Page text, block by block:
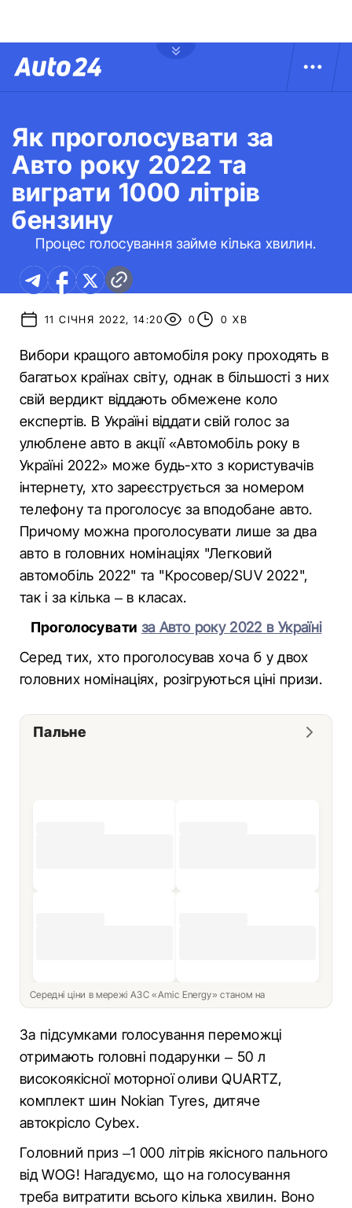
Як проголосувати за
Авто року 2022 та
виграти 1000 літрів
бензину
Процес голосування займе кілька хвилин.
11 СІЧНЯ 2022, 14:20 0 0 ХВ
Вибори кращого автомобіля року проходять в
багатьох країнах світу, однак в більшості з них
свій вердикт віддають обмежене коло
експертів. В Україні віддати свій голос за
улюблене авто в акції «Автомобіль року в
Україні 2022» може будь-хто з користувачів
інтернету, хто зареєструється за номером
телефону та проголосує за вподобане авто.
Причому можна проголосувати лише за два
авто в головних номінаціях "Легковий
автомобіль 2022" та "Кросовер/SUV 2022",
так і за кілька – в класах.
Проголосувати за Авто року 2022 в Україні
Серед тих, хто проголосував хоча б у двох
головних номінаціях, розігруються ціні призи.
Пальне
Середні ціни в мережі АЗС «Amic Energy» станом на
За підсумками голосування переможці
отримають головні подарунки – 50 л
високоякісної моторної оливи QUARTZ,
комплект шин Nokian Tyres, дитяче
автокрісло Cybex.
Головний приз –1 000 літрів якісного пального
від WOG! Нагадуємо, що на голосування
треба витратити всього кілька хвилин. Воно